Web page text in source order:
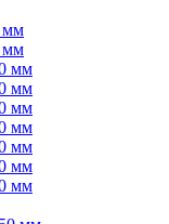
мм
мм
мм
мм
мм
мм
мм
мм
мм